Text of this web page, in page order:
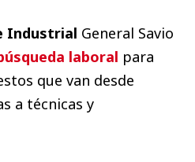
Industrial General Savio
laboral para
que van desde
a técnicas y